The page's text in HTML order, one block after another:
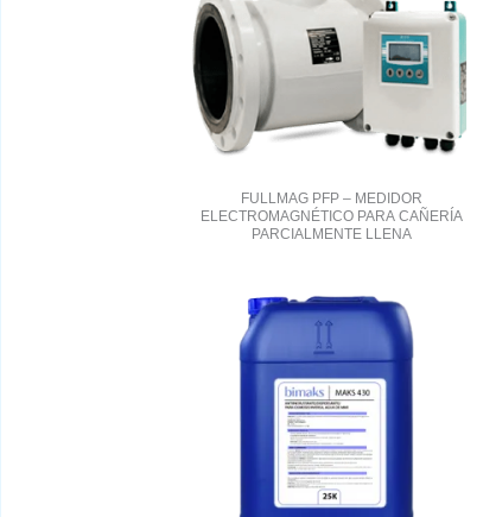
FULLMAG PFP – MEDIDOR
ELECTROMAGNÉTICO PARA CAÑERÍA
PARCIALMENTE LLENA